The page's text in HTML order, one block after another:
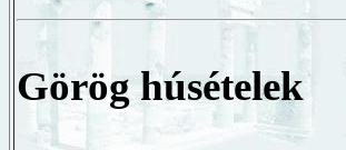
Görög húsételek